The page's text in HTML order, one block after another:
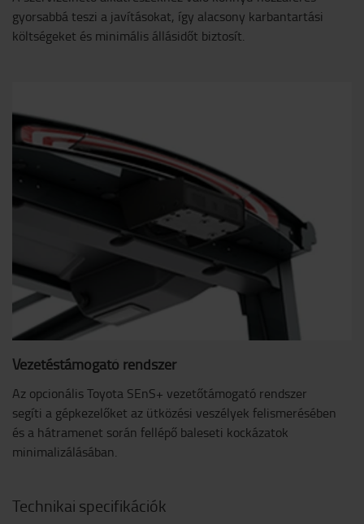
gyorsabbá teszi a javításokat, így alacsony karbantartási
költségeket és minimális állásidőt biztosít.
Vezetéstámogató rendszer
Az opcionális Toyota SEnS+ vezetőtámogató rendszer
segíti a gépkezelőket az ütközési veszélyek felismerésében
és a hátramenet során fellépő baleseti kockázatok
minimalizálásában.
Technikai specifikációk